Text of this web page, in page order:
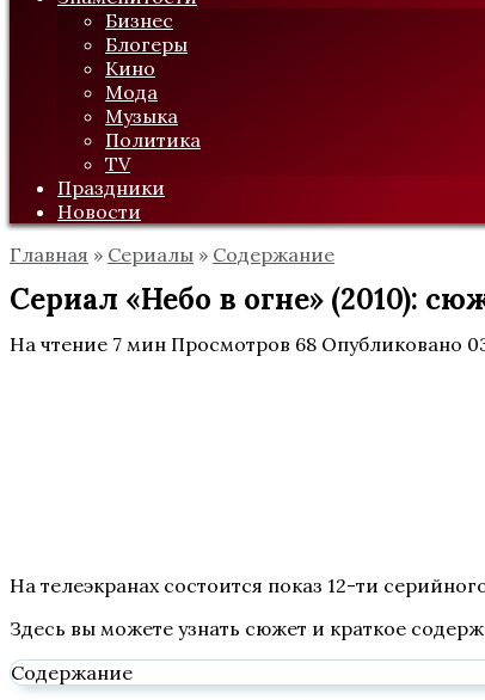
Бизнес
Блогеры
Кино
Мода
Музыка
Политика
TV
Праздники
Новости
Главная » Сериалы » Содержание
Сериал «Небо в огне» (2010):
На чтение 7 мин Просмотров 68 Опубликовано
На телеэкранах состоится показ 12-ти
Здесь вы можете узнать сюжет и краткое
Содержание